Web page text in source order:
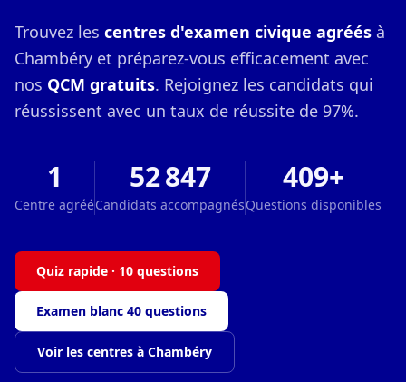
Trouvez les centres d'examen civique agréés à
Chambéry et préparez-vous efficacement avec
nos QCM gratuits. Rejoignez les candidats qui
réussissent avec un taux de réussite de 97%.
1
Centre agréé
52 847
Candidats accompagnés
409+
Questions disponibles
Quiz rapide · 10 questions
Examen blanc 40 questions
Voir les centres à Chambéry